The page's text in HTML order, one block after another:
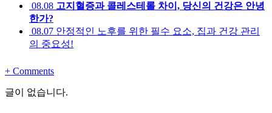
08.08 고지혈증과 콜레스테롤 차이, 당신의 건강은 안녕
한가?
08.07 안정적인 노후를 위한 필수 요소, 집과 건강 관리
의 중요성!
+ Comments
글이 없습니다.